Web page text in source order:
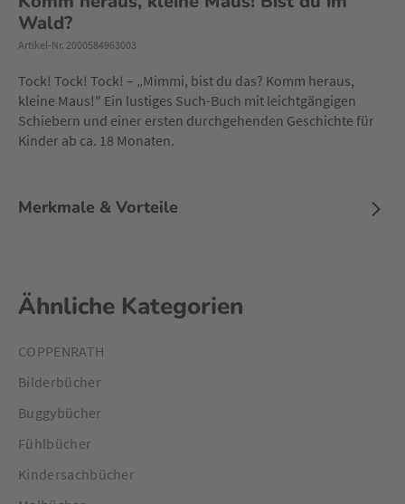
Wald?
Artikel-Nr. 2000584963003
Tock! Tock! Tock! – „Mimmi, bist du das? Komm heraus,
kleine Maus!" Ein lustiges Such-Buch mit leichtgängigen
Schiebern und einer ersten durchgehenden Geschichte für
Kinder ab ca. 18 Monaten.
Merkmale & Vorteile
Ähnliche Kategorien
COPPENRATH
Bilderbücher
Buggybücher
Fühlbücher
Kindersachbücher